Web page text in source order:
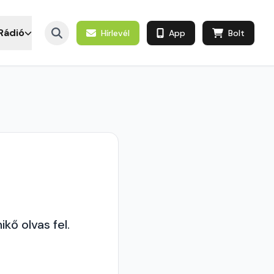
Hírlevél App Bolt
olvas fel.